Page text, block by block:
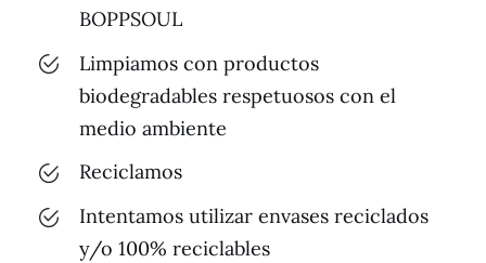
BOPPSOUL
Limpiamos con productos
biodegradables respetuosos con el
medio ambiente
Reciclamos
Intentamos utilizar envases reciclados
y/o 100% reciclables